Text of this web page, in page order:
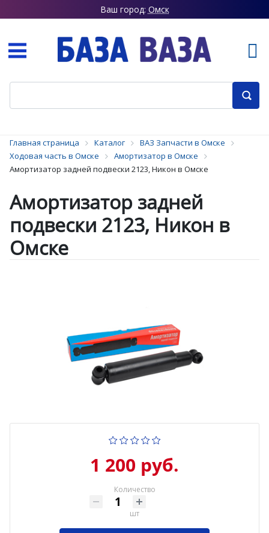
Ваш город: Омск
Главная страница Каталог
ВАЗ Запчасти в Омске
Ходовая часть в Омске
Амортизатор в Омске
Амортизатор задней подвески 2123, Никон в Омске
Амортизатор задней
подвески 2123, Никон в
Омске
1 200 руб.
Количество
шт